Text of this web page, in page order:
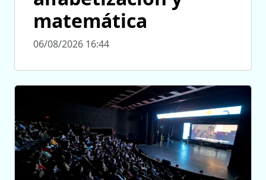
matemática
06/08/2026 16:44